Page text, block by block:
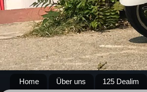
Home Über uns 125 Dealim